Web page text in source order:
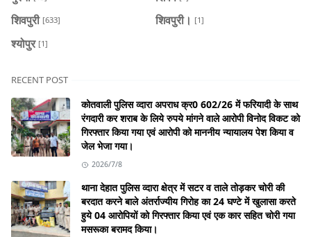
शिवपुरी [633] शिवपुरी। [1]
श्योपुर [1]
RECENT POST
कोतवाली पुलिस व्दारा अपराध क्र0 602/26 में फरियादी के साथ
रंगदारी कर शराब के लिये रुपये मांगने वाले आरोपी विनोद विकट को
गिरफ्तार किया गया एवं आरोपी को माननीय न्यायालय पेश किया व
जेल भेजा गया।
2026/7/8
थाना देहात पुलिस व्दारा क्षेत्र में सटर व ताले तोड़कर चोरी की
बरदात करने बाले अंतर्राज्यीय गिरोह का 24 घण्टे में खुलासा करते
हुये 04 आरोपियों को गिरफ्तार किया एवं एक कार सहित चोरी गया
मसरूका बरामद किया।